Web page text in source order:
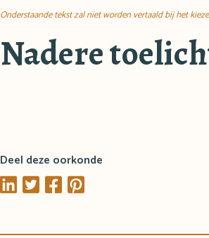
Onderstaande tekst zal niet worden vertaald bij het
Nadere
Deel deze oorkonde